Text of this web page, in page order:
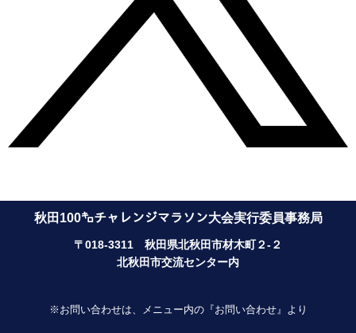
秋田100㌔チャレンジマラソン大会実行委員事務局
〒018-3311 秋田県北秋田市材木町２-２
北秋田市交流センター内
※お問い合わせは、メニュー内の『お問い合わせ』より